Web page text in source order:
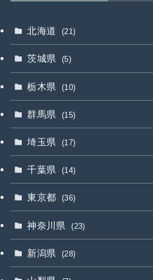
北海道 (21)
茨城県 (5)
栃木県 (10)
群馬県 (15)
埼玉県 (17)
千葉県 (14)
東京都 (36)
神奈川県 (23)
新潟県 (28)